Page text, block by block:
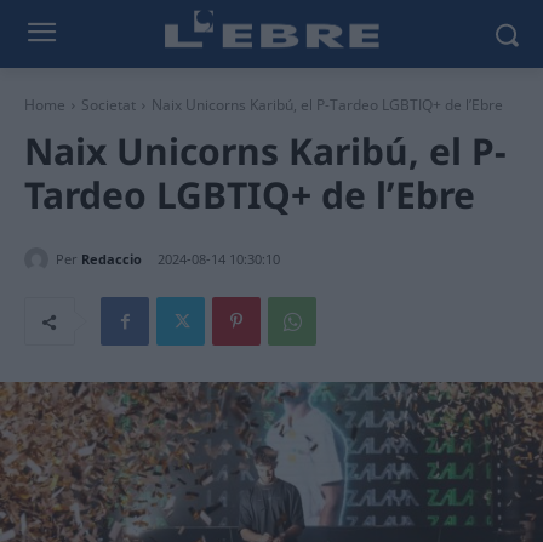
Home Societat Naix Unicorns Karibú, el P-Tardeo LGBTIQ+ de l’Ebre
Naix Unicorns Karibú, el P-
Tardeo LGBTIQ+ de l’Ebre
Per Redaccio 2024-08-14 10:30:10